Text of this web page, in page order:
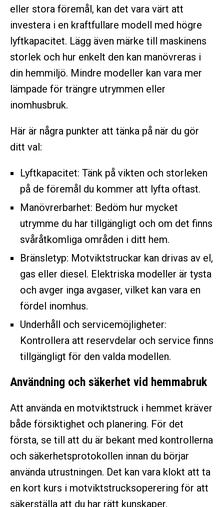
eller stora föremål, kan det vara värt att
investera i en kraftfullare modell med högre
lyftkapacitet. Lägg även märke till maskinens
storlek och hur enkelt den kan manövreras i
din hemmiljö. Mindre modeller kan vara mer
lämpade för trängre utrymmen eller
inomhusbruk.
Här är några punkter att tänka på när du gör
ditt val:
Lyftkapacitet: Tänk på vikten och storleken
på de föremål du kommer att lyfta oftast.
Manövrerbarhet: Bedöm hur mycket
utrymme du har tillgängligt och om det finns
svåråtkomliga områden i ditt hem.
Bränsletyp: Motviktstruckar kan drivas av el,
gas eller diesel. Elektriska modeller är tysta
och avger inga avgaser, vilket kan vara en
fördel inomhus.
Underhåll och servicemöjligheter:
Kontrollera att reservdelar och service finns
tillgängligt för den valda modellen.
Användning och säkerhet vid hemmabruk
Att använda en motviktstruck i hemmet kräver
både försiktighet och planering. För det
första, se till att du är bekant med kontrollerna
och säkerhetsprotokollen innan du börjar
använda utrustningen. Det kan vara klokt att ta
en kort kurs i motviktstrucksoperering för att
säkerställa att du har rätt kunskaper.